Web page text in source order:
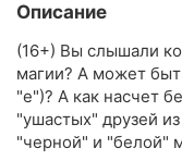
Описание
(16+) Вы слышали
магии? А может
"е")? А как насчет
"ушастых" друзей
"черной" и "белой"